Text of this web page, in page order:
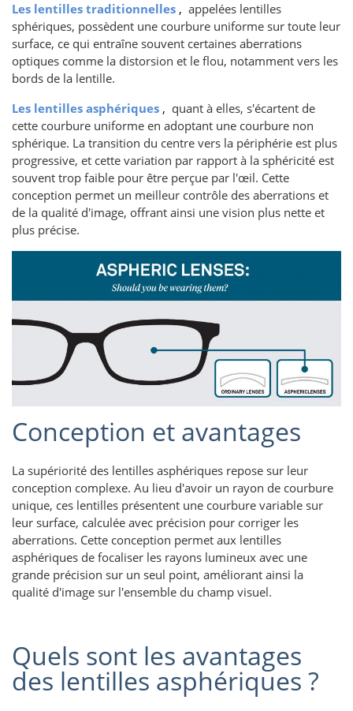
Les lentilles traditionnelles , appelées lentilles
sphériques, possèdent une courbure uniforme sur toute leur
surface, ce qui entraîne souvent certaines aberrations
optiques comme la distorsion et le flou, notamment vers les
bords de la lentille.
Les lentilles asphériques , quant à elles, s'écartent de
cette courbure uniforme en adoptant une courbure non
sphérique. La transition du centre vers la périphérie est plus
progressive, et cette variation par rapport à la sphéricité est
souvent trop faible pour être perçue par l'œil. Cette
conception permet un meilleur contrôle des aberrations et
de la qualité d'image, offrant ainsi une vision plus nette et
plus précise.
Conception et avantages
La supériorité des lentilles asphériques repose sur leur
conception complexe. Au lieu d'avoir un rayon de courbure
unique, ces lentilles présentent une courbure variable sur
leur surface, calculée avec précision pour corriger les
aberrations. Cette conception permet aux lentilles
asphériques de focaliser les rayons lumineux avec une
grande précision sur un seul point, améliorant ainsi la
qualité d'image sur l'ensemble du champ visuel.
Quels sont les avantages
des lentilles asphériques ?